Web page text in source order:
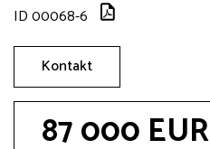
ID 00068-6
Kontakt
87 000 EUR